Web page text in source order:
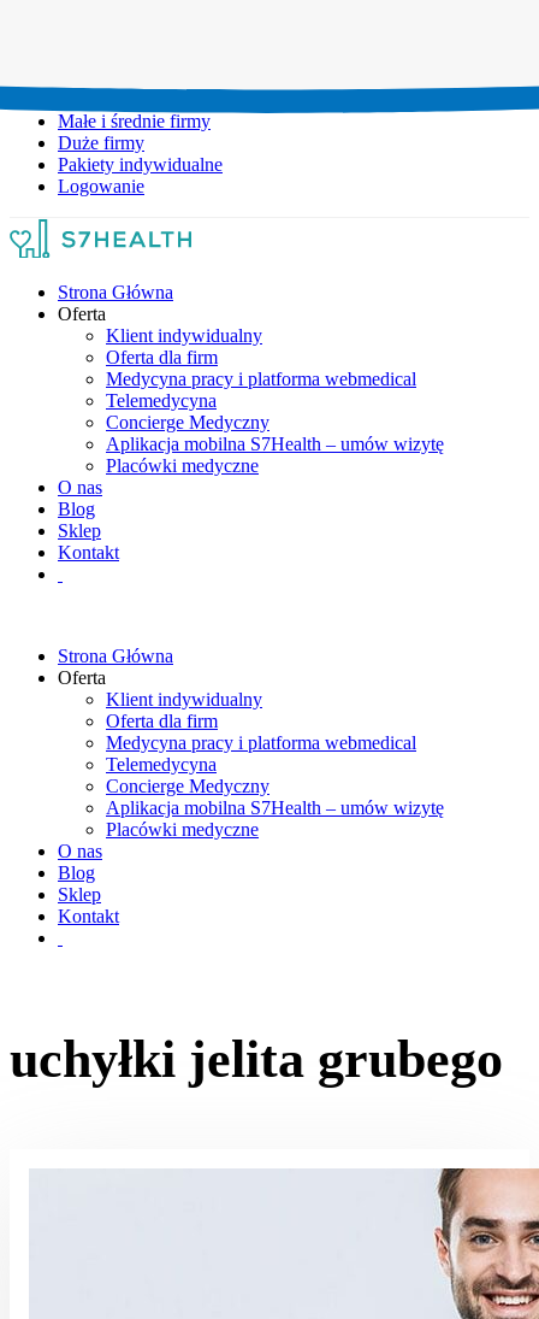
Małe i średnie firmy
Duże firmy
Pakiety indywidualne
Logowanie
Strona Główna
Oferta
Klient indywidualny
Oferta dla firm
Medycyna pracy i platforma webmedical
Telemedycyna
Concierge Medyczny
Aplikacja mobilna S7Health – umów wizytę
Placówki medyczne
O nas
Blog
Sklep
Kontakt
Strona Główna
Oferta
Klient indywidualny
Oferta dla firm
Medycyna pracy i platforma webmedical
Telemedycyna
Concierge Medyczny
Aplikacja mobilna S7Health – umów wizytę
Placówki medyczne
O nas
Blog
Sklep
Kontakt
uchyłki jelita grubego